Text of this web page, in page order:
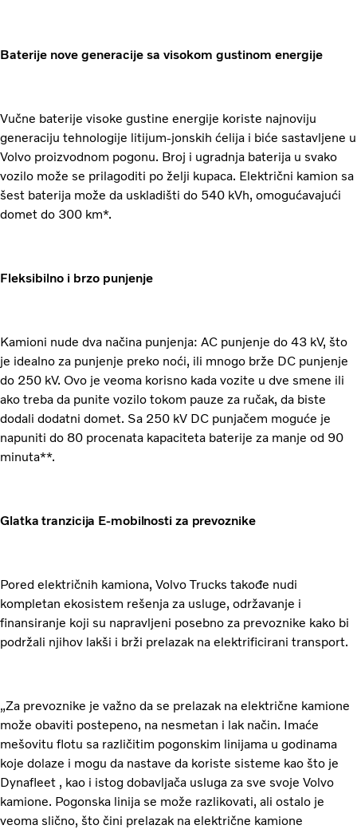
Baterije nove generacije sa visokom gustinom energije
Vučne baterije visoke gustine energije koriste najnoviju
generaciju tehnologije litijum-jonskih ćelija i biće sastavljene u
Volvo proizvodnom pogonu. Broj i ugradnja baterija u svako
vozilo može se prilagoditi po želji kupaca. Električni kamion sa
šest baterija može da uskladišti do 540 kVh, omogućavajući
domet do 300 km*.
Fleksibilno i brzo punjenje
Kamioni nude dva načina punjenja: AC punjenje do 43 kV, što
je idealno za punjenje preko noći, ili mnogo brže DC punjenje
do 250 kV. Ovo je veoma korisno kada vozite u dve smene ili
ako treba da punite vozilo tokom pauze za ručak, da biste
dodali dodatni domet. Sa 250 kV DC punjačem moguće je
napuniti do 80 procenata kapaciteta baterije za manje od 90
minuta**.
Glatka tranzicija E-mobilnosti za prevoznike
Pored električnih kamiona, Volvo Trucks takođe nudi
kompletan ekosistem rešenja za usluge, održavanje i
finansiranje koji su napravljeni posebno za prevoznike kako bi
podržali njihov lakši i brži prelazak na elektrificirani transport.
„Za prevoznike je važno da se prelazak na električne kamione
može obaviti postepeno, na nesmetan i lak način. Imaće
mešovitu flotu sa različitim pogonskim linijama u godinama
koje dolaze i mogu da nastave da koriste sisteme kao što je
Dynafleet , kao i istog dobavljača usluga za sve svoje Volvo
kamione. Pogonska linija se može razlikovati, ali ostalo je
veoma slično, što čini prelazak na električne kamione